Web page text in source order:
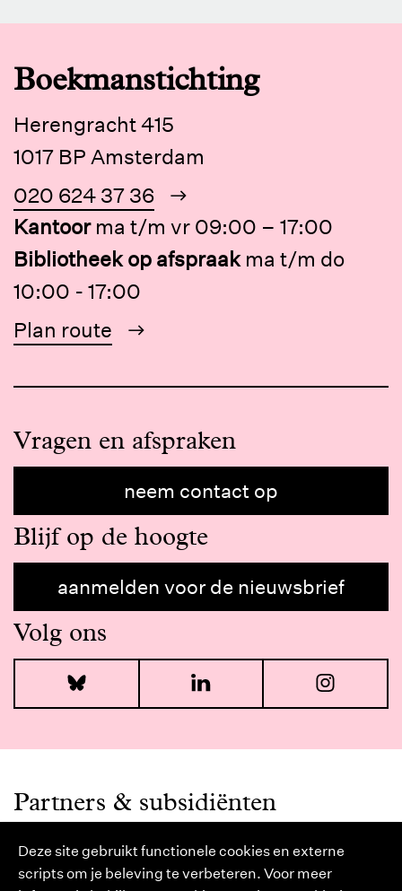
Deze site gebruikt functionele cookies en externe
scripts om je beleving te verbeteren. Voor meer
Boekmanstichting
Herengracht 415
1017 BP Amsterdam
020 624 37 36
Kantoor ma t/m vr 09:00 – 17:00
Bibliotheek op afspraak ma t/m do
10:00 - 17:00
Plan route
Vragen en afspraken
neem contact op
Blijf op de hoogte
aanmelden voor de nieuwsbrief
Volg ons
Bluesky LinkedIn
Partners & subsidiënten